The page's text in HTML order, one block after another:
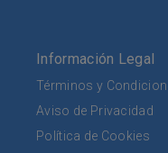
Información Legal
Términos y
Aviso de Privacidad
Política de Cookies